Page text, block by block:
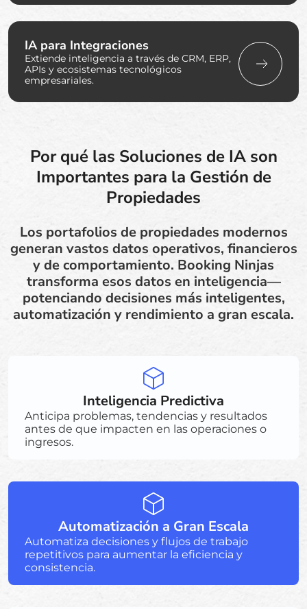
IA para Integraciones
Extiende inteligencia a través de CRM, ERP,
APIs y ecosistemas tecnológicos
empresariales.
Por qué las Soluciones de IA son
Importantes para la Gestión de
Propiedades
Los portafolios de propiedades modernos
generan vastos datos operativos, financieros
y de comportamiento. Booking Ninjas
transforma esos datos en inteligencia—
potenciando decisiones más inteligentes,
automatización y rendimiento a gran escala.
Inteligencia Predictiva
Anticipa problemas, tendencias y resultados
antes de que impacten en las operaciones o
ingresos.
Automatización a Gran Escala
Automatiza decisiones y flujos de trabajo
repetitivos para aumentar la eficiencia y
consistencia.